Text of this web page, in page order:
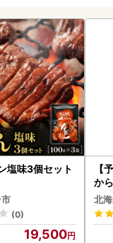
塩味3個セット
(0)
19,500
【
か
ら
g (
)【
北